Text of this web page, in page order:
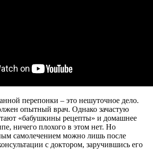
перепонки – это нешуточное дело.
опытный врач. Однако зачастую
«бабушкины рецепты» и домашнее
ничего плохого в этом нет. Но
самолечением можно лишь после
с доктором, заручившись его